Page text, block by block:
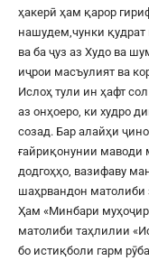
ҳакерӣ ҳам қарор
нашудем,чунки қудрат
ва ба ҷуз аз Худо ва
иҷрои масъулият ва
Ислоҳ тули ин ҳафт
аз онҳоеро, ки худро
созад. Бар алайҳи
ғайриқонунии маводи
додгоҳҳо, вазифаву
шаҳрвандон матолиби
Ҳам «Минбари
матолиби таҳлилии
бо истиқболи гарм